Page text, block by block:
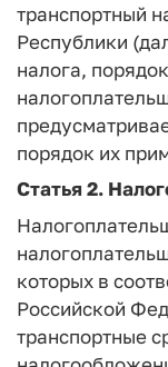
транспортный
Республики
налога,
порядок их
Статья 2.
которых в
Российской
транспортные